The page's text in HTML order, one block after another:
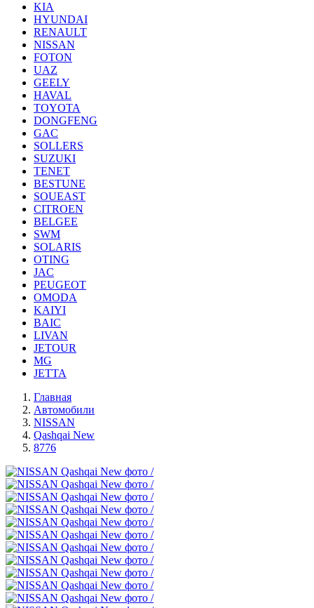
KIA
HYUNDAI
RENAULT
NISSAN
FOTON
UAZ
GEELY
HAVAL
TOYOTA
DONGFENG
GAC
SOLLERS
SUZUKI
TENET
BESTUNE
SOUEAST
CITROEN
BELGEE
SWM
SOLARIS
OTING
JAC
PEUGEOT
OMODA
KAIYI
BAIC
LIVAN
JETOUR
MG
JETTA
Главная
Автомобили
NISSAN
Qashqai New
8776